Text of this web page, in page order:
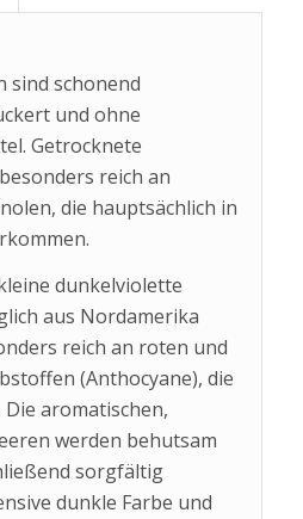
sind schonend
und ohne
Getrocknete
reich an
die hauptsächlich in
dunkelviolette
aus Nordamerika
reich an roten und
(Anthocyane), die
aromatischen,
werden behutsam
sorgfältig
dunkle Farbe und